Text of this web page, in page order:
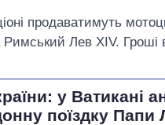
продаватимуть
Лев XIV. Гроші
у Ватикані
поїздку Папи